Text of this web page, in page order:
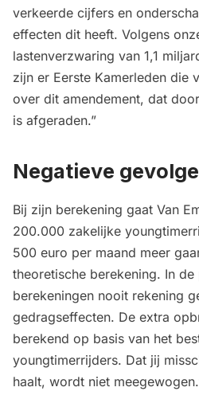
verkeerde cijfers en
effecten dit heeft. Volgens
lastenverzwaring van 1,1
zijn er Eerste Kamerleden die
over dit amendement, dat
is afgeraden.”
Negatieve
Bij zijn berekening gaat Van
200.000 zakelijke
500 euro per maand meer
theoretische berekening. In
berekeningen nooit rekening
gedragseffecten. De extra
berekend op basis van het
youngtimerrijders. Dat jij
haalt, wordt niet